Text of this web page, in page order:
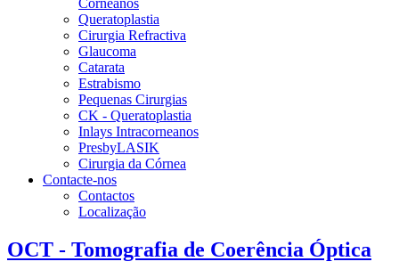
Corneanos
Queratoplastia
Cirurgia Refractiva
Glaucoma
Catarata
Estrabismo
Pequenas Cirurgias
CK - Queratoplastia
Inlays Intracorneanos
PresbyLASIK
Cirurgia da Córnea
Contacte-nos
Contactos
Localização
OCT - Tomografia de Coerência Óptica